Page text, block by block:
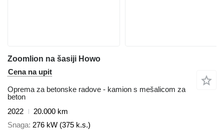
Zoomlion na šasiji Howo
Cena na upit
Oprema za betonske radove - kamion s mešalicom za
beton
2022
20.000 km
Snaga 276 kW (375 k.s.)